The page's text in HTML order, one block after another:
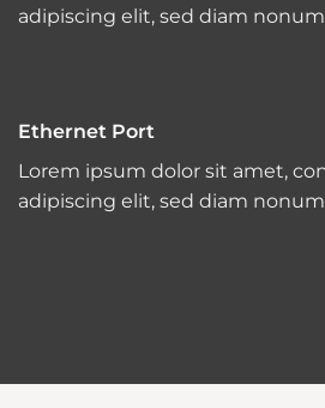
adipiscing elit, sed diam
Ethernet Port
Lorem ipsum dolor sit amet,
adipiscing elit, sed diam